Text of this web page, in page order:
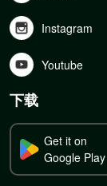
Instagram
Youtube
下载
Get it on
Google Play